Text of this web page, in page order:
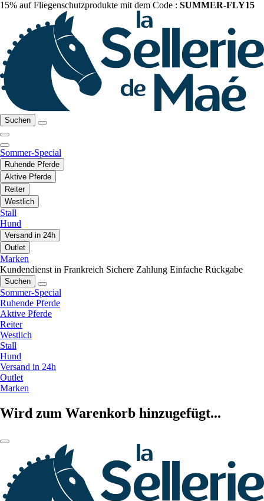
15% auf Fliegenschutzprodukte mit dem Code : SUMMER-FLY15
Suchen
Sommer-Special
Ruhende Pferde
Aktive Pferde
Reiter
Westlich
Stall
Hund
Versand in 24h
Outlet
Marken
Kundendienst in Frankreich Sichere Zahlung Einfache Rückgabe
Suchen
Sommer-Special
Ruhende Pferde
Aktive Pferde
Reiter
Westlich
Stall
Hund
Versand in 24h
Outlet
Marken
Wird zum Warenkorb hinzugefügt...